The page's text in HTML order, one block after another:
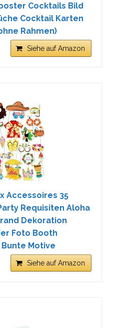
Cocktails Bild
Cocktail Karten
Rahmen)
Siehe auf Amazon
Accessoires 35
Requisiten Aloha
Dekoration
Foto Booth
Motive
Siehe auf Amazon